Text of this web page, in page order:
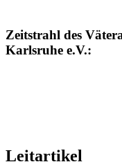
Zeitstrahl des
Karlsruhe e.V.:
Leitartikel